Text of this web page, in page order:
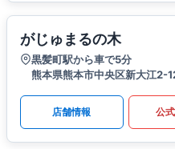
がじゅまるの木
黒髪町駅から車で5分
熊本県熊本市中央区新大江2-
店舗情報 公